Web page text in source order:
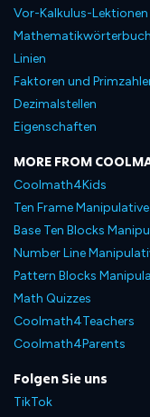
Vor-Kalkulus-Lektionen
Mathematikwörterbuch
Linien
Faktoren und
Dezimalstellen
Eigenschaften
MORE FROM
Coolmath4Kids
Ten Frame Manipulative
Base Ten Blocks
Number Line
Pattern Blocks
Math Quizzes
Coolmath4Teachers
Coolmath4Parents
Folgen Sie uns
TikTok